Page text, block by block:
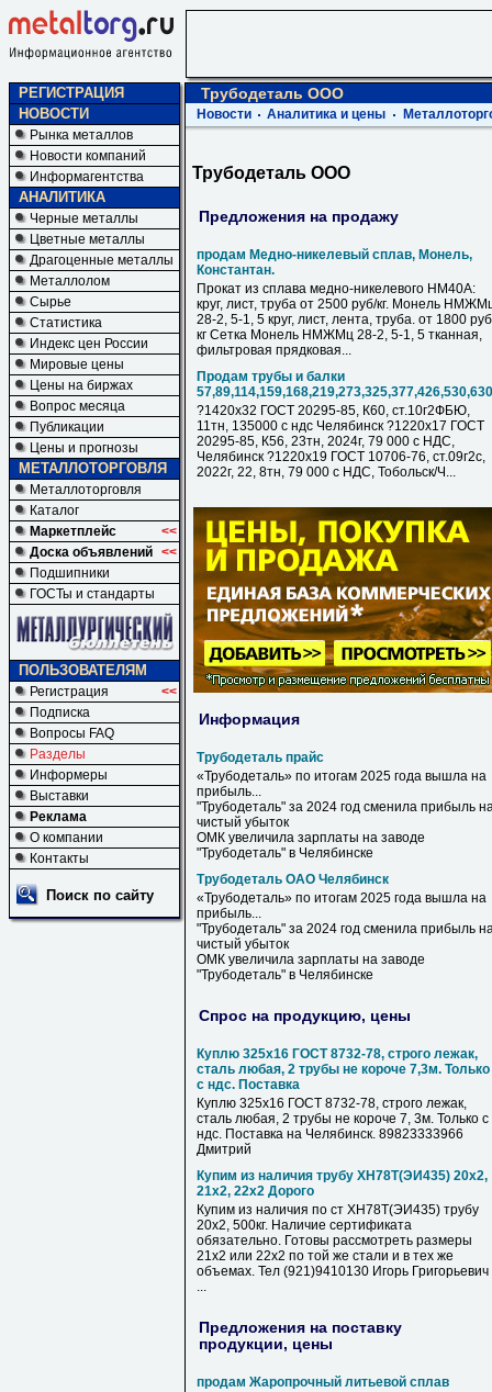
РЕГИСТРАЦИЯ
НОВОСТИ
Рынка металлов
Новости компаний
Информагентства
АНАЛИТИКА
Черные металлы
Цветные металлы
Драгоценные металлы
Металлолом
Сырье
Статистика
Индекс цен России
Мировые цены
Цены на биржах
Вопрос месяца
Публикации
Цены и прогнозы
МЕТАЛЛОТОРГОВЛЯ
Металлоторговля
Каталог
Маркетплейс
<<
Доска объявлений <<
Подшипники
ГОСТы и стандарты
ПОЛЬЗОВАТЕЛЯМ
Регистрация
<<
Подписка
Вопросы FAQ
Разделы
Информеры
Выставки
Реклама
О компании
Контакты
Поиск по сайту
Трубодеталь ООО
Новости Аналитика и цены
Трубодеталь ООО
Предложения на продажу
продам Медно-никелевый сплав, Монель,
Константан.
Прокат из сплава медно-никелевого НМ40А:
круг, лист, труба от 2500 руб/кг. Монель
28-2, 5-1, 5 круг, лист, лента, труба. от 1800
кг Сетка Монель НМЖМц 28-2, 5-1, 5 тканная,
фильтровая прядковая...
Продам трубы и балки
?1420х32 ГОСТ 20295-85, К60, ст.10г2ФБЮ,
11тн, 135000 с ндс Челябинск ?1220х17 ГОСТ
20295-85, К56, 23тн, 2024г, 79 000 с НДC,
Челябинск ?1220х19 ГОСТ 10706-76, ст.09г2с,
2022г, 22, 8тн, 79 000 с НДC, Тобольск/Ч...
Информация
Трубодеталь прайс
«Трубодеталь» по итогам 2025 года вышла на
прибыль...
"Трубодеталь" за 2024 год сменила прибыль
чистый убыток
ОМК увеличила зарплаты на заводе
"Трубодеталь" в Челябинске
Трубодеталь ОАО Челябинск
«Трубодеталь» по итогам 2025 года вышла на
прибыль...
"Трубодеталь" за 2024 год сменила прибыль
чистый убыток
ОМК увеличила зарплаты на заводе
"Трубодеталь" в Челябинске
Спрос на продукцию, цены
Куплю 325х16 ГОСТ 8732-78, строго лежак,
сталь любая, 2 трубы не короче 7,3м. Только
с ндс. Поставка
Куплю 325х16 ГОСТ 8732-78, строго лежак,
сталь любая, 2 трубы не короче 7, 3м. Только с
ндс. Поставка на Челябинск. 89823333966
Дмитрий
Купим из наличия трубу ХН78Т(ЭИ435) 20х2,
21х2, 22х2 Дорого
Купим из наличия по ст ХН78Т(ЭИ435) трубу
20х2, 500кг. Наличие сертификата
обязательно. Готовы рассмотреть размеры
21х2 или 22х2 по той же стали и в тех же
объемах. Тел (921)9410130 Игорь Григорьевич
...
Предложения на поставку
продукции, цены
продам Жаропрочный литьевой сплав